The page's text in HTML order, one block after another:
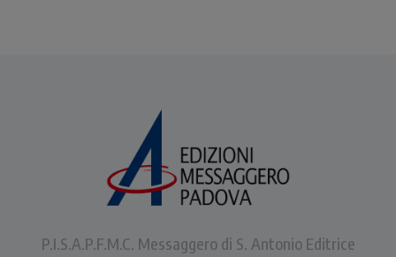
P.I.S.A.P.F.M.C. Messaggero di S. Antonio Editrice